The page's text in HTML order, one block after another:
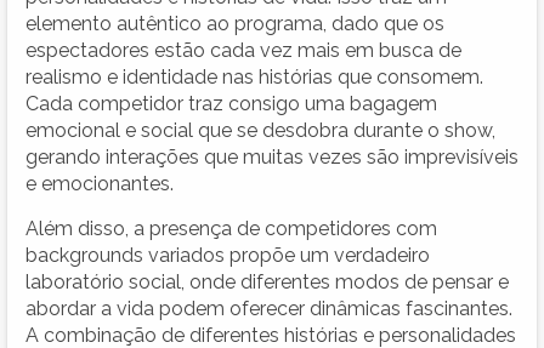
elemento autêntico ao programa, dado que os
espectadores estão cada vez mais em busca de
realismo e identidade nas histórias que consomem.
Cada competidor traz consigo uma bagagem
emocional e social que se desdobra durante o show,
gerando interações que muitas vezes são imprevisíveis
e emocionantes.
Além disso, a presença de competidores com
backgrounds variados propõe um verdadeiro
laboratório social, onde diferentes modos de pensar e
abordar a vida podem oferecer dinâmicas fascinantes.
A combinação de diferentes histórias e personalidades